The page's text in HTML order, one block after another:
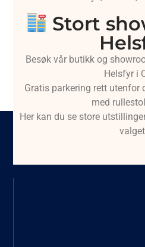
Stort
Besøk vår butikk og
Helsfyr i
Gratis parkering rett utenfor
med
Her kan du se store